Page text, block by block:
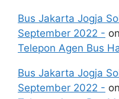
Bus Jakarta Jogja
September 2022 - on
Telepon Agen Bus
Bus Jakarta Jogja
September 2022 - on